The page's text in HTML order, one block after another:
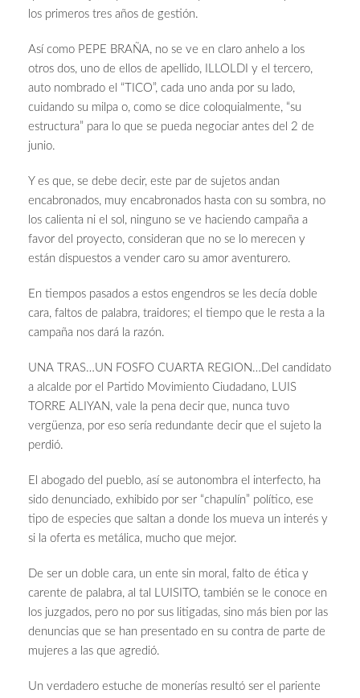
los primeros tres años de gestión.
Así como PEPE BRAÑA, no se ve en claro anhelo a los
otros dos, uno de ellos de apellido, ILLOLDI y el tercero,
auto nombrado el “TICO”, cada uno anda por su lado,
cuidando su milpa o, como se dice coloquialmente, “su
estructura” para lo que se pueda negociar antes del 2 de
junio.
Y es que, se debe decir, este par de sujetos andan
encabronados, muy encabronados hasta con su sombra, no
los calienta ni el sol, ninguno se ve haciendo campaña a
favor del proyecto, consideran que no se lo merecen y
están dispuestos a vender caro su amor aventurero.
En tiempos pasados a estos engendros se les decía doble
cara, faltos de palabra, traidores; el tiempo que le resta a la
campaña nos dará la razón.
UNA TRAS…UN FOSFO CUARTA REGION…Del candidato
a alcalde por el Partido Movimiento Ciudadano, LUIS
TORRE ALIYAN, vale la pena decir que, nunca tuvo
vergüenza, por eso sería redundante decir que el sujeto la
perdió.
El abogado del pueblo, así se autonombra el interfecto, ha
sido denunciado, exhibido por ser “chapulín” político, ese
tipo de especies que saltan a donde los mueva un interés y
si la oferta es metálica, mucho que mejor.
De ser un doble cara, un ente sin moral, falto de ética y
carente de palabra, al tal LUISITO, también se le conoce en
los juzgados, pero no por sus litigadas, sino más bien por las
denuncias que se han presentado en su contra de parte de
mujeres a las que agredió.
Un verdadero estuche de monerías resultó ser el pariente